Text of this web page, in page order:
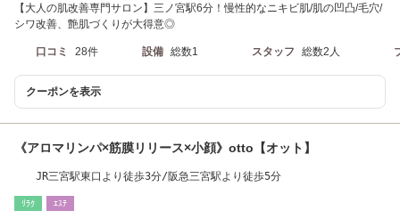
【大人の肌改善専門サロン】三ノ宮駅6分！慢性的なニキビ肌/肌の凹凸/毛穴/
シワ改善、艶肌づくりが大得意◎
口コミ 28件 設備 総数1 スタッフ 総数2人
クーポンを表示
《アロマリンパ×筋膜リリース×小顔》otto【オット】
JR三宮駅東口より徒歩3分/阪急三宮駅より徒歩5分
ﾘﾗｸ ｴｽﾃ